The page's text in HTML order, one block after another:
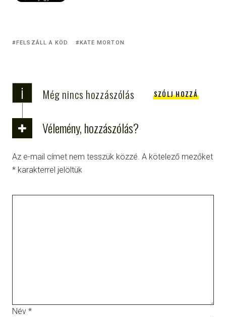
FELSZÁLL A KÖD KATE MORTON
i Még nincs hozzászólás SZÓLJ HOZZÁ
Vélemény, hozzászólás?
Az e-mail címet nem tesszük közzé. A kötelező mezőket
* karakterrel jelöltük
Név *